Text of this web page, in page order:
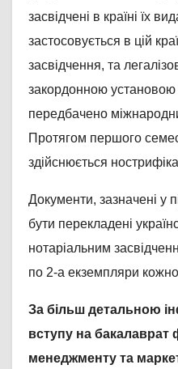
засвідчені в країні їх
застосовується в цій
засвідчення, та
закордонною
передбачено
Протягом першого
здійснюється
Документи, зазначені у
бути перекладені
нотаріальним
по 2-а екземпляри
За більш детальною
вступу на бакалаврат
менеджменту та